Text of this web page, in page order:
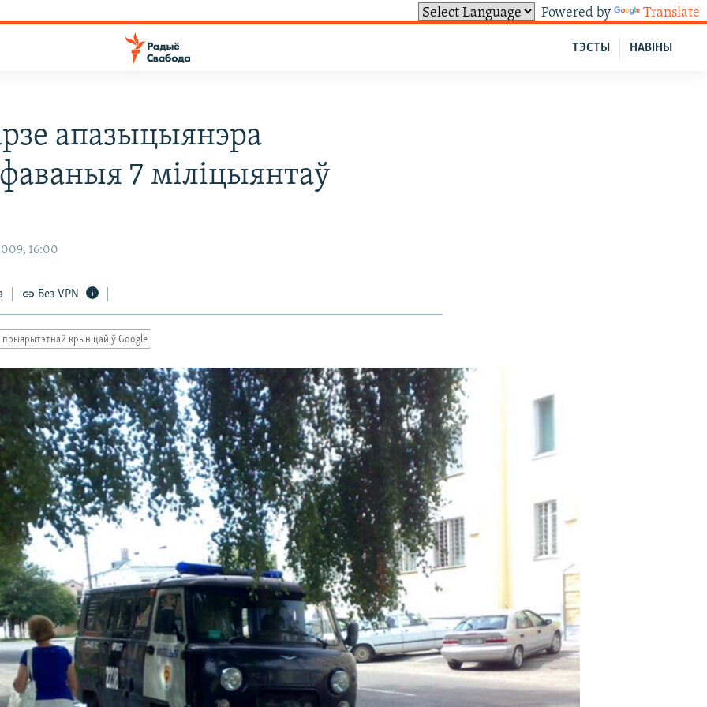
Powered by Translate
НАВІНЫ
ТЭСТЫ
апазыцыянэра
7 міліцыянтаў
16:00
Без VPN
прыярытэтнай крыніцай ў Google